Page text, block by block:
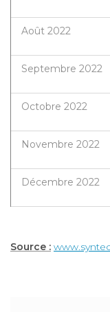
Août 2022
Septembre 2022
Octobre 2022
Novembre 2022
Décembre 2022
Source :